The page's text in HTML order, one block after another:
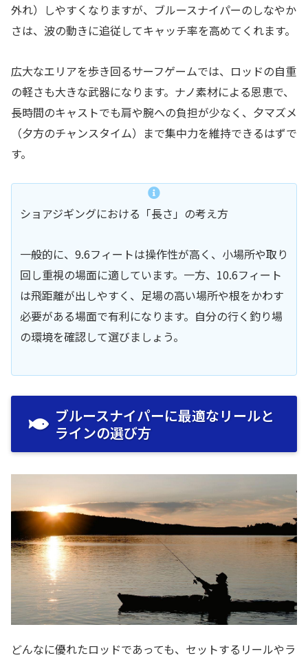
外れ）しやすくなりますが、ブルースナイパーのしなやか
さは、波の動きに追従してキャッチ率を高めてくれます。
広大なエリアを歩き回るサーフゲームでは、ロッドの自重
の軽さも大きな武器になります。ナノ素材による恩恵で、
長時間のキャストでも肩や腕への負担が少なく、夕マズメ
（夕方のチャンスタイム）まで集中力を維持できるはずで
す。
ショアジギングにおける「長さ」の考え方
一般的に、9.6フィートは操作性が高く、小場所や取り
回し重視の場面に適しています。一方、10.6フィート
は飛距離が出しやすく、足場の高い場所や根をかわす
必要がある場面で有利になります。自分の行く釣り場
の環境を確認して選びましょう。
ブルースナイパーに最適なリールと
ラインの選び方
どんなに優れたロッドであっても、セットするリールやラ